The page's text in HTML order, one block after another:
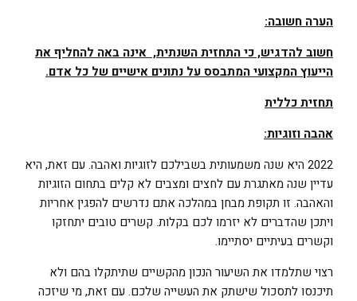
הערה חשובה:
חשוב להדגיש, כי התחזית השנתית, אינה באה להחליף את
הייעוץ המקצועי המתבסס על נתונים אישיים של כל אדם.
תחזית כללית
אהבה וזוגיות:
2022 היא שנה משמעותית בשבילכם לזוגיות ואהבה. עם זאת, היא
עדיין שנה מאתגרת עם לחצים ומצבים לא קלים בתחום הזוגיות
והאהבה. זו תקופת מבחן במהלכה אתם נדרשים להפגין אחריות
ויתכן שהדברים לא יזרמו לכם בקלות. קשרים טובים יתחזקו
וקשרים בעיתיים יסתיימו.
רצוי שתלמדו את השיעור הנכון מהקשיים שתיתקלו בהם ולא
תיכנסו לתסכול שישתק את העשייה שלכם. עם זאת, מי שיזכה